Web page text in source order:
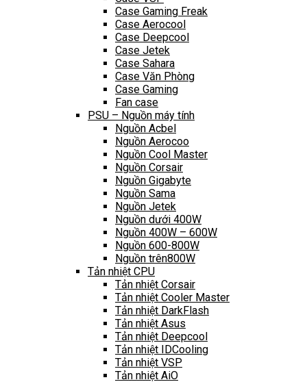
Case Gaming Freak
Case Aerocool
Case Deepcool
Case Jetek
Case Sahara
Case Văn Phòng
Case Gaming
Fan case
PSU – Nguồn máy tính
Nguồn Acbel
Nguồn Aerocoo
Nguồn Cool Master
Nguồn Corsair
Nguồn Gigabyte
Nguồn Sama
Nguồn Jetek
Nguồn dưới 400W
Nguồn 400W – 600W
Nguồn 600-800W
Nguồn trên800W
Tản nhiệt CPU
Tản nhiệt Corsair
Tản nhiệt Cooler Master
Tản nhiệt DarkFlash
Tản nhiệt Asus
Tản nhiệt Deepcool
Tản nhiệt IDCooling
Tản nhiệt VSP
Tản nhiệt AiO